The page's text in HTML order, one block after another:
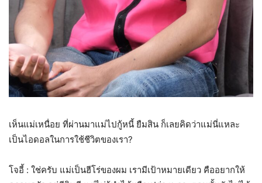
เห็นแม่เหนื่อย ที่ผ่านมาแม่ไปกู้หนี้ ยืมสิน ก็เลยคิดว่าแม่นี่แหละ
เป็นไอดอลในการใช้ชีวิตของเรา?
โจอี้ : ใช่ครับ แม่เป็นฮีโร่ของผม เรามีเป้าหมายเดียว คืออยากให้